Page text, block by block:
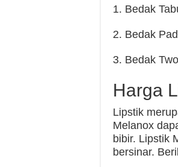
1. Bedak
2. Bedak
3. Bedak
Harga
Lipstik
Melanox
bibir. Lipstik
bersinar.